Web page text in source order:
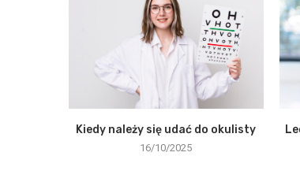
Kiedy należy się udać do okulisty
16/10/2025